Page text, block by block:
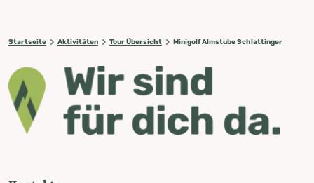
Startseite Aktivitäten Tour Übersicht Minigolf Almstube Schlattinger